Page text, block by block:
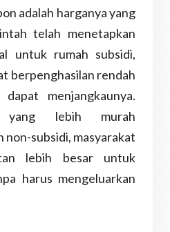
adalah harganya yang
telah menetapkan
untuk rumah subsidi,
berpenghasilan rendah
menjangkaunya.
yang lebih murah
non-subsidi, masyarakat
lebih besar untuk
harus mengeluarkan